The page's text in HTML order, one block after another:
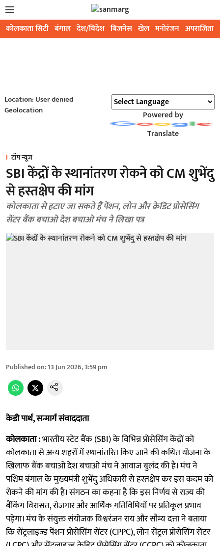
कोलकाता सिटी बंगाल देश/विदेश बिजनेस खेल मनोरंजन अपराजिता
Location: User denied
Geolocation
Powered by
Translate
टॉप न्यूज़
SBI केंद्रों के स्थानांतरण रोकने को CM शुभेंदु
से हस्तक्षेप की मांग
कोलकाता से हटाए जा सकते हैं पेंशन, लोन और क्रेडिट प्रोसेसिंग
सेंटर बैंक बचाओ देश बचाओ मंच ने लिखा पत्र
Published on:13 Jun 2026, 3:59 pm
केडी पार्थ, सन्मार्ग संवाददाता
कोलकाता :भारतीय स्टेट बैंक (SBI) के विभिन्न प्रोसेसिंग केंद्रों को
कोलकाता से अन्य शहरों में स्थानांतरित किए जाने की कथित योजना के
खिलाफ बैंक बचाओ देश बचाओ मंच ने आवाज बुलंद की है। मंच ने
पश्चिम बंगाल के मुख्यमंत्री शुभेंदु अधिकारी से हस्तक्षेप कर इस कदम को
रोकने की मांग की है। संगठन का कहना है कि इस निर्णय से राज्य की
बैंकिंग विरासत, रोजगार और आर्थिक गतिविधियों पर प्रतिकूल प्रभाव
पड़ेगा। मंच के संयुक्त संयोजक विश्वरंजन राय और सौम्य दत्ता ने बताया
कि सेंट्रलाइज्ड पेंशन प्रोसेसिंग सेंटर (CPPC), लोन सेंट्रल प्रोसेसिंग सेंटर